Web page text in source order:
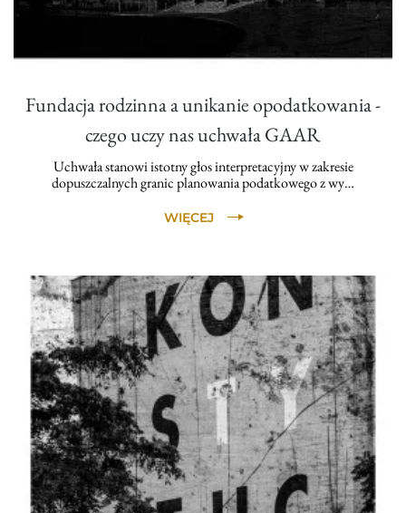
Fundacja rodzinna a unikanie opodatkowania -
czego uczy nas uchwała GAAR
Uchwała stanowi istotny głos interpretacyjny w zakresie
dopuszczalnych granic planowania podatkowego z wy…
WIĘCEJ